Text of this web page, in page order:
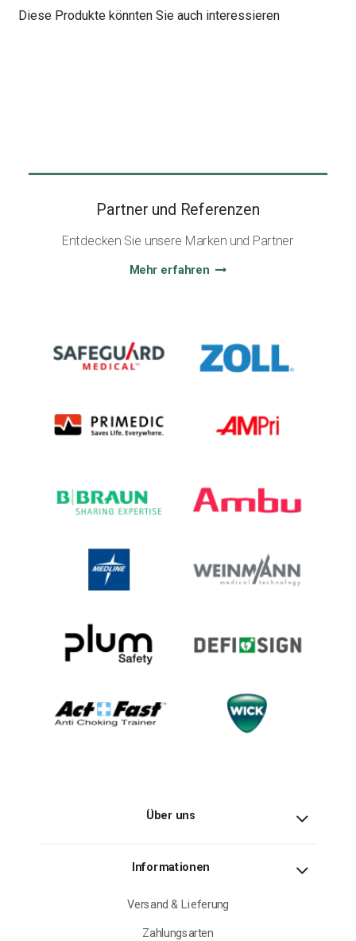
Diese Produkte könnten Sie auch interessieren
Partner und Referenzen
Entdecken Sie unsere Marken und Partner
Mehr erfahren
Über uns
Informationen
Versand & Lieferung
Zahlungsarten